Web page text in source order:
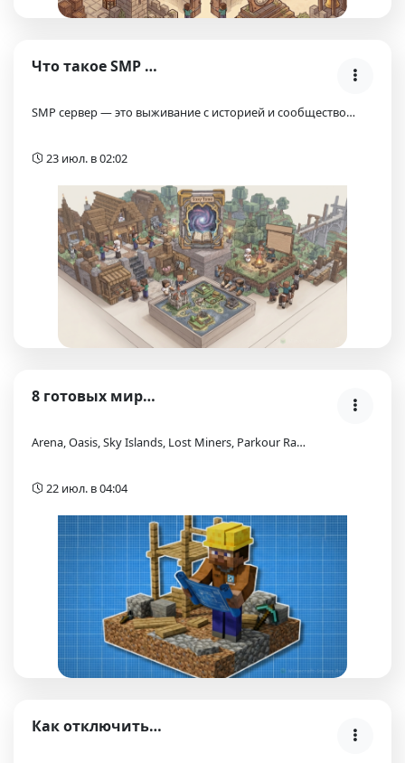
Что такое SMP сервер в Майнкрафт?
SMP сервер — это выживание с историей и сообщество…
23 июл. в 02:02
8 готовых миров Aternos (Blueprints): во что поигр…
Arena, Oasis, Sky Islands, Lost Miners, Parkour Ra…
22 июл. в 04:04
Как отключить урон от падения, огня, лавы и утопле…